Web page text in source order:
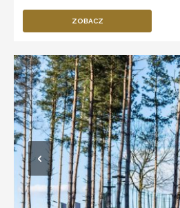
ZOBACZ